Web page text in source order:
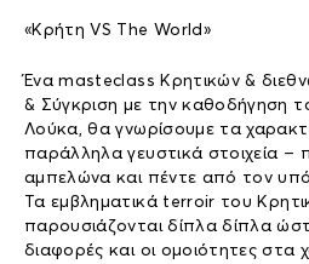
«Κρήτη VS The World»
Ένα masteclass Κρητικών &
& Σύγκριση με την καθοδήγηση
Λούκα, θα γνωρίσουμε τα
παράλληλα γευστικά στοιχεία –
αμπελώνα και πέντε από τον
Τα εμβληματικά terroir του
παρουσιάζονται δίπλα δίπλα
διαφορές και οι ομοιότητες στα